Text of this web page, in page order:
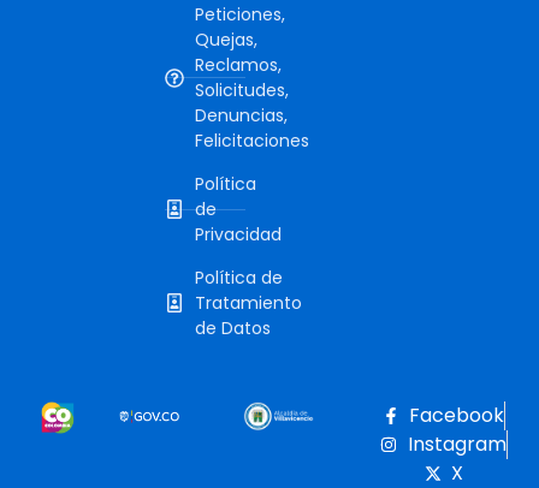
Peticiones,
Quejas,
Reclamos,
Solicitudes,
Denuncias,
Felicitaciones
Política
de
Privacidad
Política de
Tratamiento
de Datos
Facebook
Instagram
X